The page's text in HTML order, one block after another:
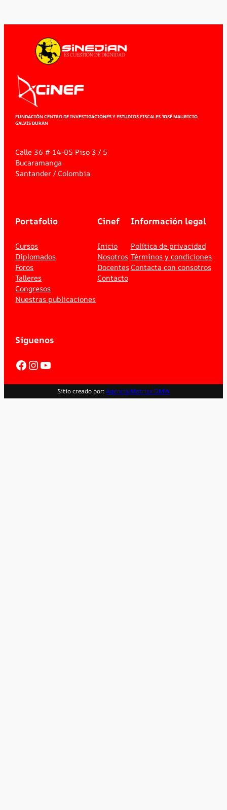
FUNDACIÓN CENTRO DE INVESTIGACIONES Y ESTUDIOS FISCALES JOSÉ MAURICIO
GALVIS DURÁN
Calle 36 # 14-05 Piso 3 / 5
Bucaramanga
Santander / Colombia
Portafolio
Cursos
Diplomados
Foros
Talleres
Congresos
Nuestras publicaciones
Cinef
Inicio
Nosotros
Docentes
Contacto
Información legal
Política de privacidad
Términos y condiciones
Contacta con consotros
Síguenos
Facebook InstagramYouTube
Sitio creado por:Agencia Matrizx DMW